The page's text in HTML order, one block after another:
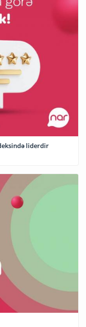
liderdir